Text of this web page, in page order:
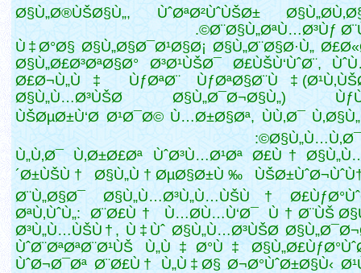
Ø§Ù„Ø®ÙŠØ§Ù„, ÙˆØªØ²ÙˆÙŠØ±
Ø¨Ø§Ù„ØªÙ…Ø³Ùƒ
Ù‡Ø°Ø§ Ø§Ù„Ø§Ø¯Ø¹Ø§Ø¡ Ø§Ù„Ø¨Ø§Ø·Ù„
Ø§Ù„Ø£Ø³ØªØ§Ø° Ø³Ø¹ÙŠØ¯ Ø£ÙŠÙ‘ÙˆØ¨,
Ø£Ø¬Ù„Ù‡ ÙƒØªØ¨ ÙƒØªØ§Ø¨Ù‡
Ø§Ù„Ù…Ø³ÙŠØ­ Ø§Ù„Ø¯Ø¬Ø§Ù„)
ÙŠØµØ±Ù‘Ø­ Ø¹Ø¯Ø© Ù…Ø±Ø§Øª, ÙÙ‚Ø¯ Ù‚Ø§Ù„
(Ù„Ù‚Ø¯ Ù‚Ø±Ø£Øª ÙˆØ³Ù…Ø¹Øª Ø£Ù†
´Ø±ÙŠÙ† Ø§Ù„Ù†ØµØ§Ø±Ù‰ ÙŠØ±ÙˆØ¬ÙˆÙ†
Ø¨Ù„Ø§Ø¯ Ø§Ù„Ù…Ø³Ù„Ù…ÙŠÙ†
ØªÙ‚ÙˆÙ„: Ø¨Ø£Ù† Ù…Ø­Ù…Ù‘Ø¯ Ù†Ø¨ÙŠ
Ø³Ù„Ù…ÙŠÙ†, Ù‡Ùˆ Ø§Ù„Ù…Ø³ÙŠØ­
ÙˆØ¨ØªØªØ¨Ø¹ÙŠ Ù„Ù‡Ø°Ù‡
ÙˆØ¬Ø¯Øª Ø¨Ø£Ù† Ù„Ù‡Ø§ Ø¬Ø°ÙˆØ±Ø§Ù‹